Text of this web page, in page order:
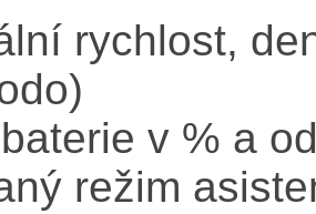
rychlost,
v % a
režim